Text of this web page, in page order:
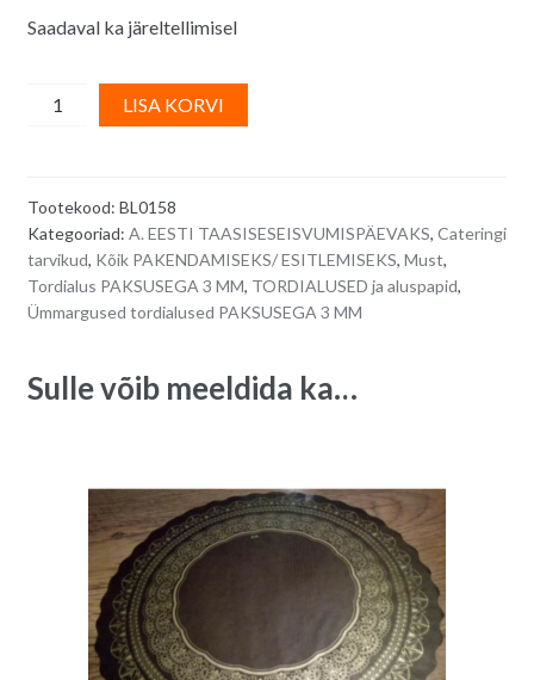
Saadaval ka järeltellimisel
Tordialus,
servaga
-
diameeter
30
LISA KORVI
n
a
t
e
Tootekood: BL0158
Kategooriad: A. EESTI TAASISESEISVUMISPÄEVAKS, Cateringi
tarvikud, Kõik PAKENDAMISEKS/ ESITLEMISEKS, Must,
Tordialus PAKSUSEGA 3 MM, TORDIALUSED ja aluspapid,
Ümmargused tordialused PAKSUSEGA 3 MM
Sulle võib meeldida ka…